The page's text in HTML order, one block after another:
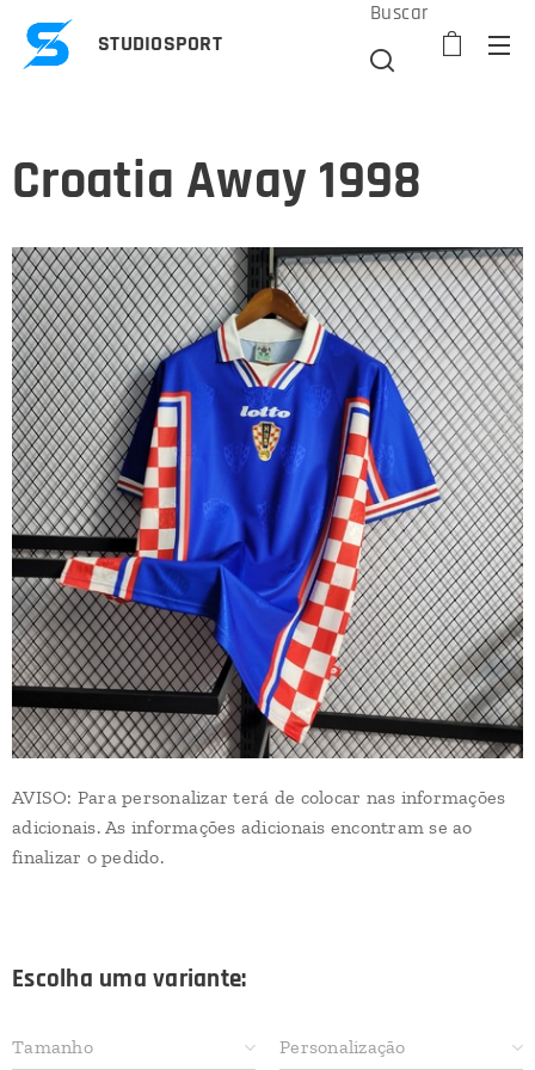
STUDIOSPORT
Buscar
Croatia Away 1998
AVISO: Para personalizar terá de colocar nas informações
adicionais. As informações adicionais encontram se ao
finalizar o pedido.
Escolha uma variante:
Tamanho Personalização